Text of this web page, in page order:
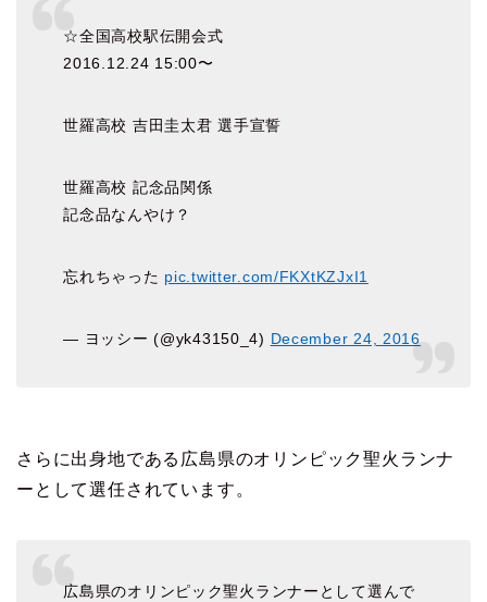
☆全国高校駅伝開会式
2016.12.24 15:00〜
世羅高校 吉田圭太君 選手宣誓
世羅高校 記念品関係
記念品なんやけ？
忘れちゃった pic.twitter.com/FKXtKZJxI1
— ヨッシー (@yk43150_4) December 24, 2016
さらに出身地である広島県のオリンピック聖火ランナ
ーとして選任されています。
広島県のオリンピック聖火ランナーとして選んで